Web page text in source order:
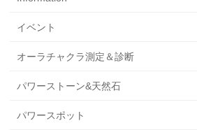
イベント
オーラチャクラ測定＆診断
パワーストーン&天然石
パワースポット